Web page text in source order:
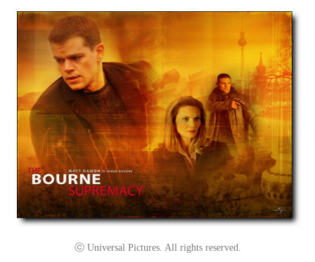
ⓒ Universal Pictures. All rights reserved.